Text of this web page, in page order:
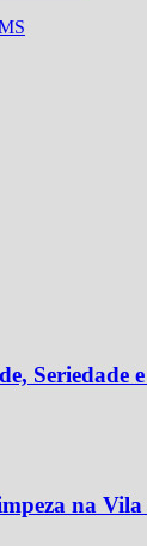
Seriedade
na